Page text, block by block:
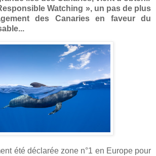
Watching », un pas de plus
des Canaries en faveur du
été déclarée zone n°1 en Europe pour